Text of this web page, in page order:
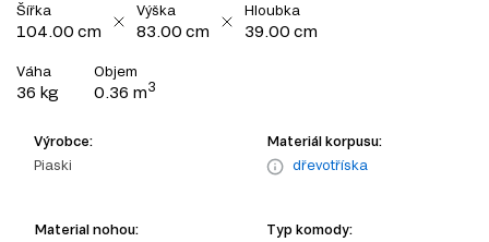
Šířka
104.00 cm
Výška
83.00 cm
Hloubka
39.00 cm
Váha
36 kg
Objem
0.36 m3
Výrobce:
Piaski
Materiál korpusu:
dřevotříska
Material nohou:
Typ komody: